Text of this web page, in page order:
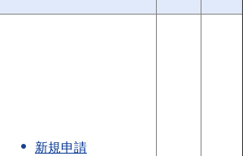
新規申請